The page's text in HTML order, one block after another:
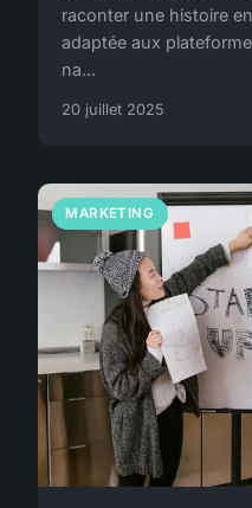
raconter une histoire
adaptée aux
na...
20 juillet 2025
MARKETING